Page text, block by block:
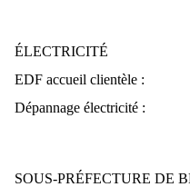
ÉLECTRICITÉ
EDF accueil clientèle :
Dépannage électricité :
SOUS-PRÉFECTURE DE